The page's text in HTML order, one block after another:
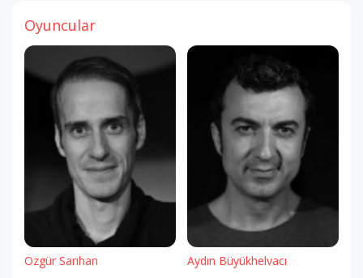
Oyuncular
Özgür Sarıhan Aydın Büyükhelvacı